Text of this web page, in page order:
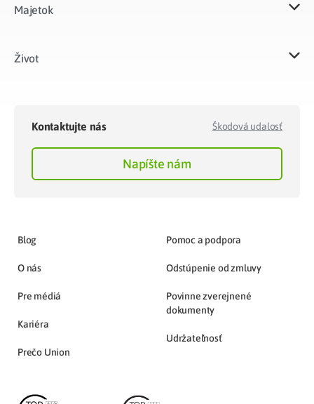
Majetok​
Život​
Kontaktujte nás Škodová udalosť
Napíšte nám
Blog
O nás
Pre médiá
Kariéra
Prečo Union
Pomoc a podpora
Odstúpenie od zmluvy
Povinne zverejnené
dokumenty
Udržateľnosť